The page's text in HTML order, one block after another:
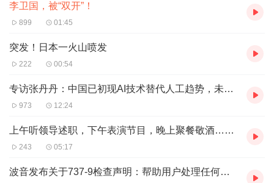
予严肃处理。
法》《中华人民共和国公职人员政务处分法》等有关规定，
经山东能源集团纪委常委会会议研究，决定给予李卫国开除
党籍处分，由省监委驻山东能源集团监察专员办公室给予其
开除处分；收缴其违纪违法所得；经淄博市淄川区监委研
李卫国，被“双开”！
899 01:45
突发！日本一火山喷发
222 00:54
专访张丹丹：中国已初现AI技术替代人工趋势，未来要加快提高整体劳动力素质
973 12:24
上午听领导述职，下午表演节目，晚上聚餐敬酒……过半打工人为何“烦死”年会
243 05:17
波音发布关于737-9检查声明：帮助用户处理任何发现的问题